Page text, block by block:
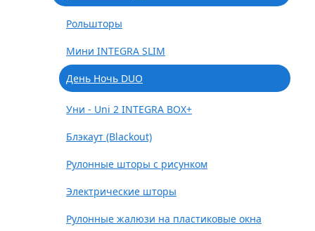
Рольшторы
Мини INTEGRA SLIM
День Ночь DUO
Уни - Uni 2 INTEGRA BOX+
Блэкаут (Blackout)
Рулонные шторы с рисунком
Электрические шторы
Рулонные жалюзи на пластиковые окна